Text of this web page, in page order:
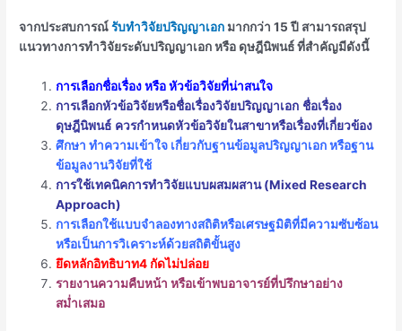
จากประสบการณ์รับทำวิจัยปริญญาเอก มากกว่า 15 ปี สามารถสรุป
แนวทางการทำวิจัยระดับปริญญาเอก หรือ ดุษฎีนิพนธ์ ที่สำคัญมีดังนี้
การเลือกชื่อเรื่อง หรือ หัวข้อวิจัยที่น่าสนใจ
การเลือกหัวข้อวิจัยหรือชื่อเรื่องวิจัยปริญญาเอก ชื่อเรื่อง
ดุษฎีนิพนธ์ ควรกำหนดหัวข้อวิจัยในสาขาหรือเรื่องที่เกี่ยวข้อง
ศึกษา ทำความเข้าใจ เกี่ยวกับฐานข้อมูลปริญญาเอก หรือฐาน
ข้อมูลงานวิจัยที่ใช้
การใช้เทคนิคการทำวิจัยแบบผสมผสาน (Mixed Research
Approach)
การเลือกใช้แบบจำลองทางสถิติหรือเศรษฐมิติที่มีความซับซ้อน
หรือเป็นการวิเคราะห์ด้วยสถิติขั้นสูง
ยึดหลักอิทธิบาท4 กัดไม่ปล่อย
รายงานความคืบหน้า หรือเข้าพบอาจารย์ที่ปรึกษาอย่าง
สม่ำเสมอ